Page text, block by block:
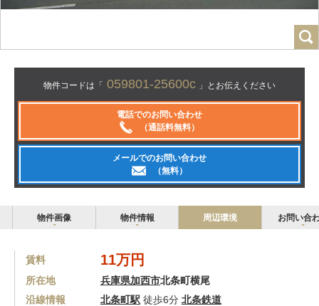
物件コードは「 059801-25600c 」とお伝えください
電話でのお問い合わせ
（通話料無料）
メールでのお問い合わせ
（無料）
物件画像 物件情報 周辺環境 お問い合
賃料 11万円
所在地 兵庫県加西市北条町横尾
沿線情報
北条町駅 徒歩6分 北条鉄道